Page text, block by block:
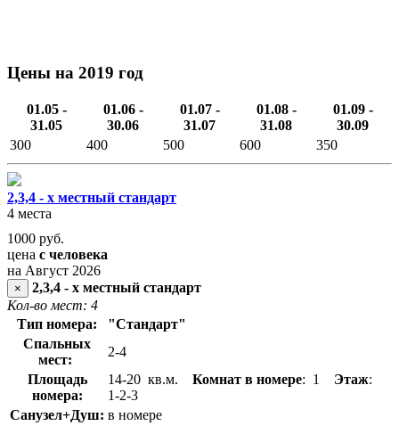
Цены на 2019 год
01.05 -
31.05
01.06 -
30.06
01.07 -
31.07
01.08 -
31.08
01.09 -
30.09
300
400 500 600 350
2,3,4 - х местный стандарт
4 места
1000 руб.
цена с человека
на Август 2026
×
2,3,4 - х местный стандарт
Кол-во мест: 4
Тип номера:
"Стандарт"
Спальных
мест:
2-4
Площадь
номера:
14-20 кв.м. Комнат в номере: 1 Этаж:
1-2-3
Санузел+Душ: в номере